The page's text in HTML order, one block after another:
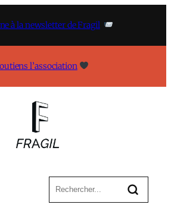
à la newsletter de Fragil
l’association